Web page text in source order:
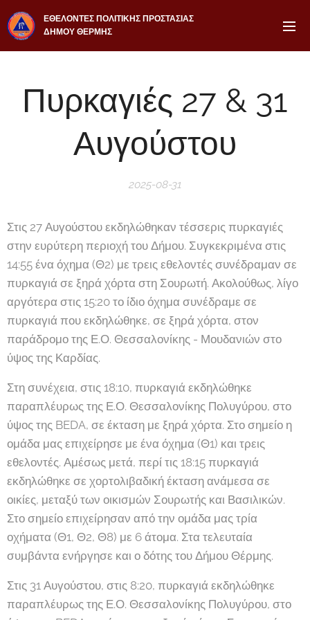
ΕΘΕΛΟΝΤΕΣ ΠΟΛΙΤΙΚΗΣ ΠΡΟΣΤΑΣΙΑΣ
ΔΗΜΟΥ ΘΕΡΜΗΣ
Πυρκαγιές 27 & 31
Αυγούστου
2025-08-31
Στις 27 Αυγούστου εκδηλώθηκαν τέσσερις πυρκαγιές
στην ευρύτερη περιοχή του Δήμου. Συγκεκριμένα στις
14:55 ένα όχημα (Θ2) με τρεις εθελοντές συνέδραμαν σε
πυρκαγιά σε ξηρά χόρτα στη Σουρωτή. Ακολούθως, λίγο
αργότερα στις 15:20 το ίδιο όχημα συνέδραμε σε
πυρκαγιά που εκδηλώθηκε, σε ξηρά χόρτα, στον
παράδρομο της Ε.Ο. Θεσσαλονίκης - Μουδανιών στο
ύψος της Καρδίας.
Στη συνέχεια, στις 18:10, πυρκαγιά εκδηλώθηκε
παραπλέυρως της Ε.Ο. Θεσσαλονίκης Πολυγύρου, στο
ύψος της BEDA, σε έκταση με ξηρά χόρτα. Στο σημείο η
ομάδα μας επιχείρησε με ένα όχημα (Θ1) και τρεις
εθελοντές. Αμέσως μετά, περί τις 18:15 πυρκαγιά
εκδηλώθηκε σε χορτολιβαδική έκταση ανάμεσα σε
οικίες, μεταξύ των οικισμών Σουρωτής και Βασιλικών.
Στο σημείο επιχείρησαν από την ομάδα μας τρία
οχήματα (Θ1, Θ2, Θ8) με 6 άτομα. Στα τελευταία
συμβάντα ενήργησε και ο δότης του Δήμου Θέρμης.
Στις 31 Αυγούστου, στις 8:20, πυρκαγιά εκδηλώθηκε
παραπλέυρως της Ε.Ο. Θεσσαλονίκης Πολυγύρου, στο